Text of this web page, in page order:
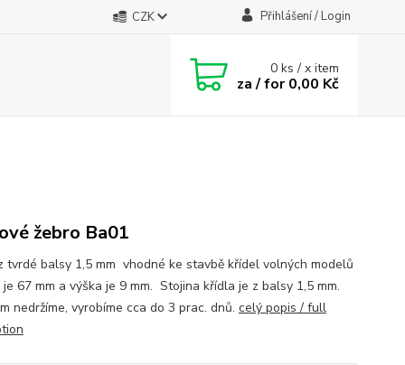
CZK Přihlášení / Login
0ks / x item
za / for0,00 Kč
žebro Ba01
tvrdé balsy 1,5 mm vhodné ke stavbě křídel volných modelů
67 mm a výška je 9 mm. Stojina křídla je z balsy 1,5 mm.
nedržíme, vyrobíme cca do 3 prac. dnů. celý popis / full